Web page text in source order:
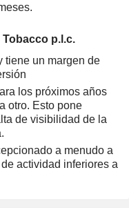
p.l.c.
tiene un margen de
los próximos años
otro. Esto pone
de visibilidad de la
a menudo a
actividad inferiores a